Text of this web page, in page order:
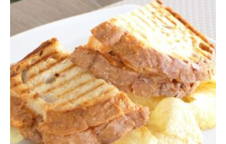
BATATAS FRITAS
$275,00
Quantidade
de
Batatas
Fritas
Adicionar